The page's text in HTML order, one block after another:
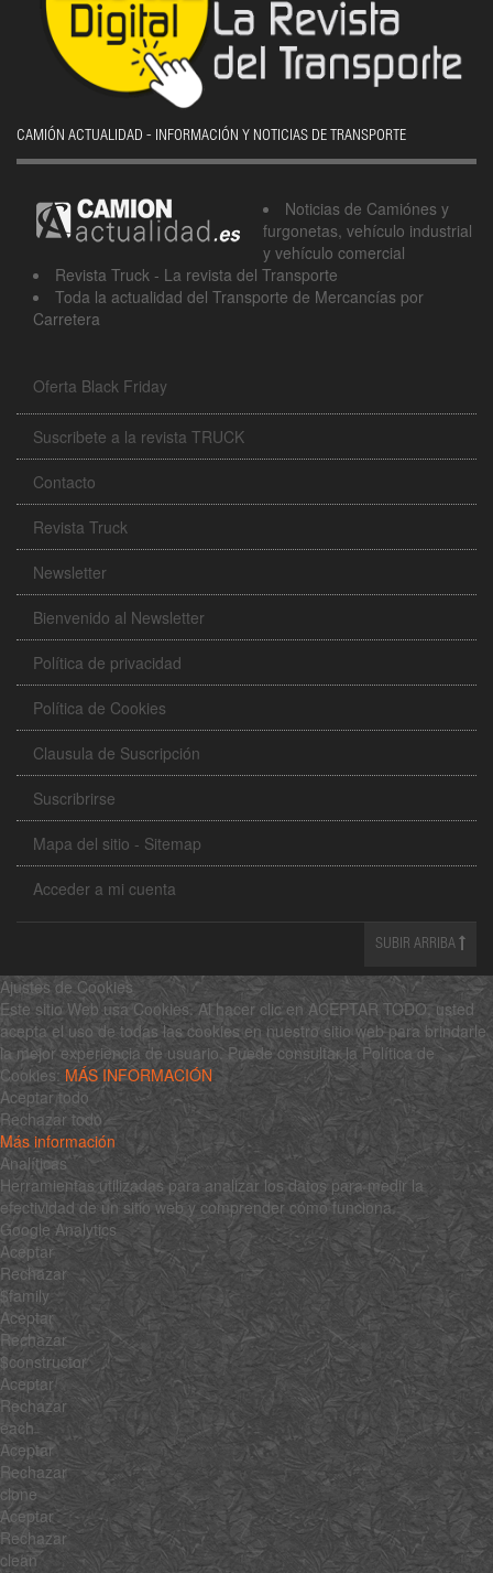
CAMIÓN ACTUALIDAD - INFORMACIÓN Y NOTICIAS DE TRANSPORTE
Noticias de Camiónes y
furgonetas, vehículo industrial
y vehículo comercial
Revista Truck - La revista del Transporte
Toda la actualidad del Transporte de Mercancías por
Carretera
Oferta Black Friday
Suscribete a la revista TRUCK
Contacto
Revista Truck
Newsletter
Bienvenido al Newsletter
Política de privacidad
Política de Cookies
Clausula de Suscripción
Suscribrirse
Mapa del sitio - Sitemap
Acceder a mi cuenta
SUBIR ARRIBA
Ajustes de Cookies
Este sitio Web usa Cookies. Al hacer clic en ACEPTAR TODO, usted
acepta el uso de todas las cookies en nuestro sitio web para brindarle
la mejor experiencia de usuario. Puede consultar la Política de
Cookies: MÁS INFORMACIÓN
Aceptar todo
Rechazar todo
Más información
Analíticas
Herramientas utilizadas para analizar los datos para medir la
efectividad de un sitio web y comprender cómo funciona.
Google Analytics
Aceptar
Rechazar
$family
Aceptar
Rechazar
$constructor
Aceptar
Rechazar
each
Aceptar
Rechazar
clone
Aceptar
Rechazar
clean